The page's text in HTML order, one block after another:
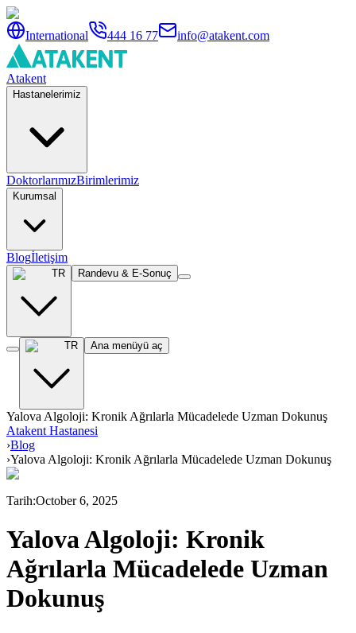
International 444 16 77 info@atakent.com
Atakent
Hastanelerimiz
DoktorlarımızBirimlerimiz
Kurumsal
Blogİletişim
TR Randevu & E-Sonuç
TR Ana menüyü aç
Yalova Algoloji: Kronik Ağrılarla Mücadelede Uzman Dokunuş
Atakent Hastanesi
›Blog
›Yalova Algoloji: Kronik Ağrılarla Mücadelede Uzman Dokunuş
Tarih:October 6, 2025
Yalova Algoloji: Kronik
Ağrılarla Mücadelede Uzman
Dokunuş